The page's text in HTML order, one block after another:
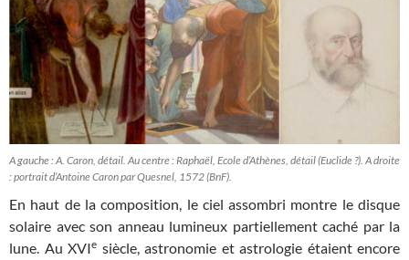
A gauche : A. Caron, détail. Au centre : Raphaël, Ecole d’Athènes, détail (Euclide ?). A droite
: portrait d’Antoine Caron par Quesnel, 1572 (BnF).
En haut de la composition, le ciel assombri montre le disque
solaire avec son anneau lumineux partiellement caché par la
lune. Au XVIe siècle, astronomie et astrologie étaient encore